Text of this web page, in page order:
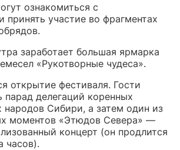
ознакомиться с
принять участие во фрагментах
заработает большая ярмарка
«Рукотворные чудеса».
открытие фестиваля. Гости
парад делегаций коренных
народов Сибири, а затем один из
моментов «Этюдов Севера» —
концерт (он продлится
часов).